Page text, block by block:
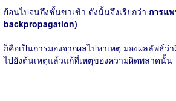
ย้อนไปจนถึงชั้นขาเข้า ดังนั้นจึงเรียกว่า การแ
backpropagation)
ก็คือเป็นการมองจากผลไปหาเหตุ มองผลลัพธ์ว่
ไปยังต้นเหตุแล้วแก้ที่เหตุของความผิดพลาดนั้น